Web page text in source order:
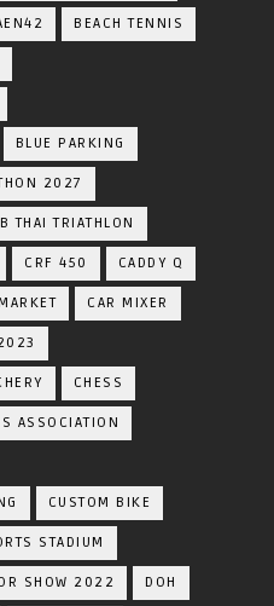
BEACH TENNIS
BLUE PARKING
2027
THAI TRIATHLON
CRF 450 CADDY Q
CAR MIXER
CHESS
ASSOCIATION
CUSTOM BIKE
STADIUM
SHOW 2022 DOH